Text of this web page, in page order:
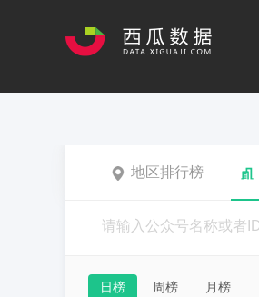
地区排行榜
日榜 周榜 月榜